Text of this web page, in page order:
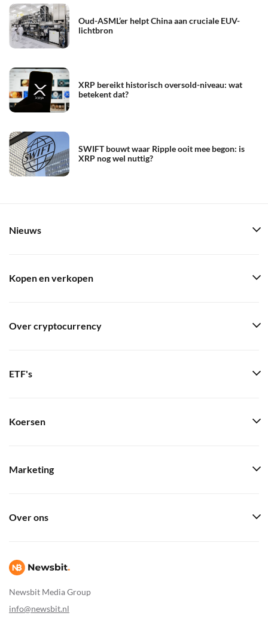
Oud-ASML’er helpt China aan cruciale EUV-
lichtbron
XRP bereikt historisch oversold-niveau: wat
betekent dat?
SWIFT bouwt waar Ripple ooit mee begon: is
XRP nog wel nuttig?
Newsbit Media Group
info@newsbit.nl
Nieuws
Kopen en verkopen
Over cryptocurrency
ETF's
Koersen
Marketing
Over ons